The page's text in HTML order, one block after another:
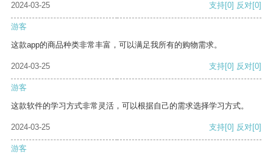
2024-03-25 支持[0] 反对[0]
游客
这款app的商品种类非常丰富，可以满足我所有的购物需求。
2024-03-25 支持[0] 反对[0]
游客
这款软件的学习方式非常灵活，可以根据自己的需求选择学习方式。
2024-03-25 支持[0] 反对[0]
游客